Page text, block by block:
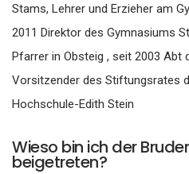
Stams, Lehrer und Erzieher am
2011 Direktor des Gymnasiums
Pfarrer in Obsteig , seit 2003
Vorsitzender des Stiftungsrates
Hochschule-Edith Stein
Wieso bin ich der
beigetreten?